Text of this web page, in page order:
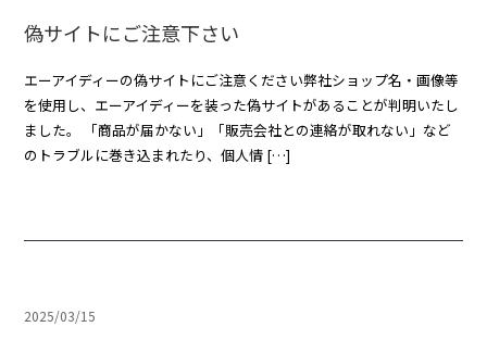
偽サイトにご注意下さい
エーアイディーの偽サイトにご注意ください弊社ショップ名・画像等
を使用し、エーアイディーを装った偽サイトがあることが判明いたし
ました。 「商品が届かない」「販売会社との連絡が取れない」など
のトラブルに巻き込まれたり、個人情 […]
2025/03/15